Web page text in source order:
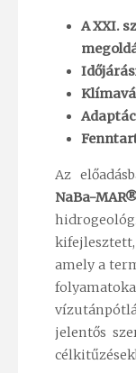
A XXI.
Az
NaBa-
amely a
jelentős